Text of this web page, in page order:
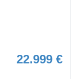
22.999 €